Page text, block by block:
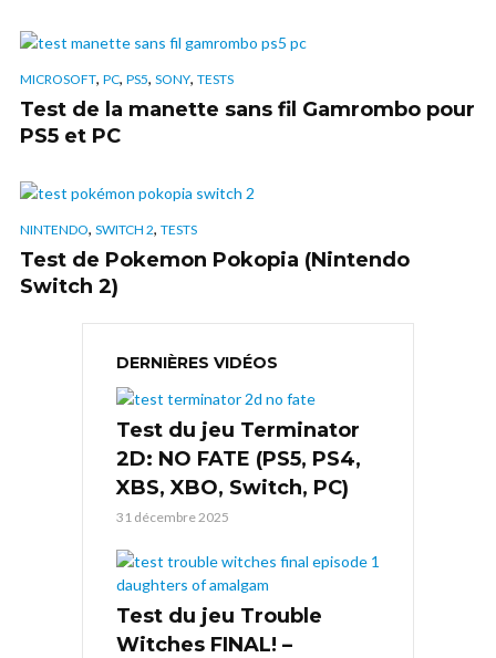
MICROSOFT, PC, PS5, SONY, TESTS
Test de la manette sans fil Gamrombo pour
PS5 et PC
NINTENDO, SWITCH 2, TESTS
Test de Pokemon Pokopia (Nintendo
Switch 2)
DERNIÈRES VIDÉOS
Test du jeu Terminator
2D: NO FATE (PS5, PS4,
XBS, XBO, Switch, PC)
31 décembre 2025
Test du jeu Trouble
Witches FINAL! –